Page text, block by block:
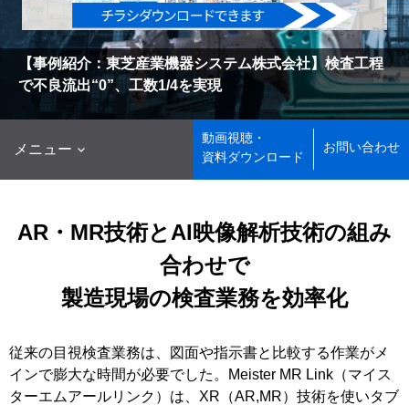
【事例紹介：東芝産業機器システム株式会社】検査工程
で不良流出“0”、工数1/4を実現
メニュー
動画視聴・
資料ダウンロード
お問い合わせ
AR・MR技術とAI映像解析技術の組み
合わせで
製造現場の検査業務を効率化
従来の目視検査業務は、図面や指示書と比較する作業がメ
インで膨大な時間が必要でした。Meister MR Link（マイス
ターエムアールリンク）は、XR（AR,MR）技術を使いタブ